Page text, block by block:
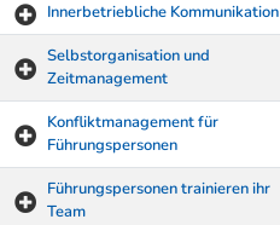
Innerbetriebliche Kommunikation
Selbstorganisation und
Zeitmanagement
Konfliktmanagement für
Führungspersonen
Führungspersonen trainieren ihr
Team